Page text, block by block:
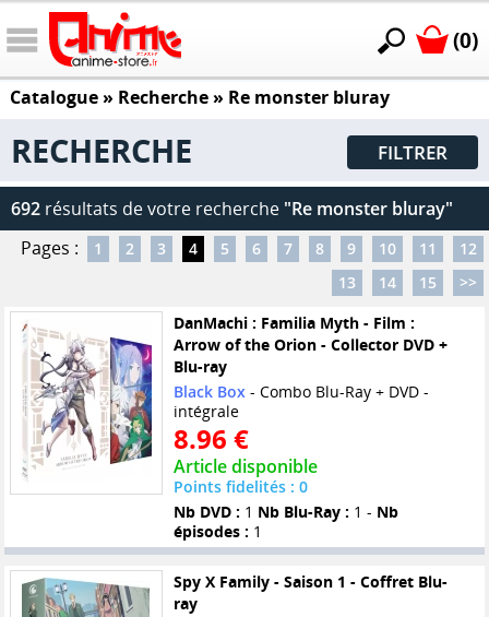
(0)
Catalogue» Recherche » Re monster bluray
RECHERCHE FILTRER
692 résultats de votre recherche "Re monster bluray"
Pages :
1 2 3 4 5 6 7 8 9 10 11
12
13
14 15
>>
DanMachi : Familia Myth - Film :
Arrow of the Orion - Collector DVD +
Blu-ray
Black Box- Combo Blu-Ray + DVD -
intégrale
8.96 €
Article disponible
Points fidelités : 0
Nb DVD : 1 Nb Blu-Ray : 1 - Nb
épisodes : 1
Spy X Family - Saison 1 - Coffret Blu-
ray